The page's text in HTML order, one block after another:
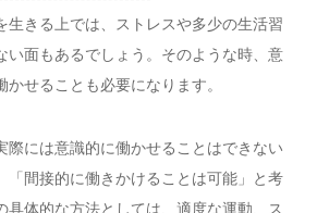
生きる上では、ストレスや多少の生活習
い面もあるでしょう。そのような時、意
せることも必要になります。
際には意識的に働かせることはできない
「間接的に働きかけることは可能」と考
具体的な方法としては、適度な運動、ス